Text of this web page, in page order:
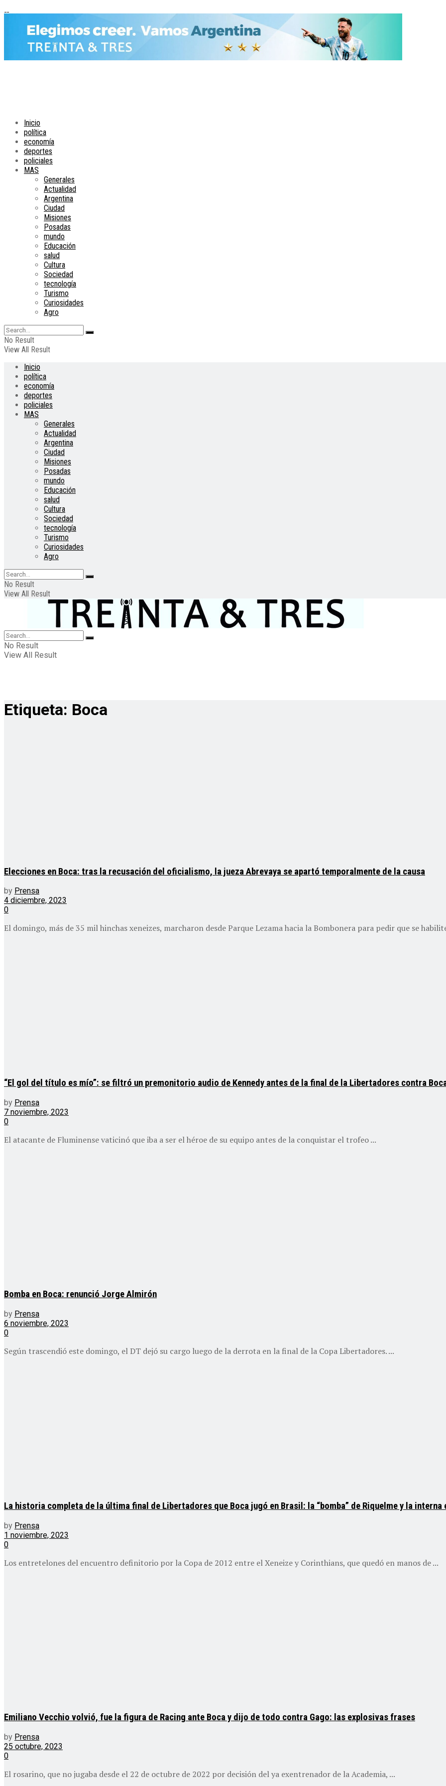
Inicio
política
economía
deportes
policiales
MAS
Generales
Actualidad
Argentina
Ciudad
Misiones
Posadas
mundo
Educación
salud
Cultura
Sociedad
tecnología
Turismo
Curiosidades
Agro
No Result
View All Result
Inicio
política
economía
deportes
policiales
MAS
Generales
Actualidad
Argentina
Ciudad
Misiones
Posadas
mundo
Educación
salud
Cultura
Sociedad
tecnología
Turismo
Curiosidades
Agro
No Result
View All Result
No Result
View All Result
Etiqueta: Boca
Elecciones en Boca: tras la recusación del oficialismo, la jueza Abrevaya se apartó temporalmente de la causa
by Prensa
4 diciembre, 2023
0
El domingo, más de 35 mil hinchas xeneizes, marcharon desde Parque Lezama hacia la Bombonera para pedir que se
“El gol del título es mío”: se filtró un premonitorio audio de Kennedy antes de la final de la Libertadores contra
by Prensa
7 noviembre, 2023
0
El atacante de Fluminense vaticinó que iba a ser el héroe de su equipo antes de la conquistar el trofeo ...
Bomba en Boca: renunció Jorge Almirón
by Prensa
6 noviembre, 2023
0
Según trascendió este domingo, el DT dejó su cargo luego de la derrota en la final de la Copa Libertadores. ...
La historia completa de la última final de Libertadores que Boca jugó en Brasil: la “bomba” de Riquelme y la interna
by Prensa
1 noviembre, 2023
0
Los entretelones del encuentro definitorio por la Copa de 2012 entre el Xeneize y Corinthians, que quedó en manos de ...
Emiliano Vecchio volvió, fue la figura de Racing ante Boca y dijo de todo contra Gago: las explosivas frases
by Prensa
25 octubre, 2023
0
El rosarino, que no jugaba desde el 22 de octubre de 2022 por decisión del ya exentrenador de la Academia, ...